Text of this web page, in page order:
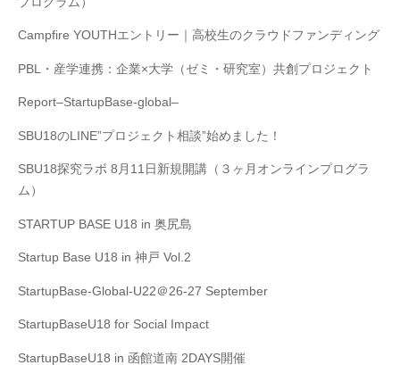
Campfire YOUTHエントリー｜高校生のクラウドファンディング
PBL・産学連携：企業×大学（ゼミ・研究室）共創プロジェクト
Report–StartupBase-global–
SBU18のLINE”プロジェクト相談”始めました！
SBU18探究ラボ 8月11日新規開講（３ヶ月オンラインプログラ
ム）
STARTUP BASE U18 in 奥尻島
Startup Base U18 in 神戸 Vol.2
StartupBase-Global-U22＠26-27 September
StartupBaseU18 for Social Impact
StartupBaseU18 in 函館道南 2DAYS開催